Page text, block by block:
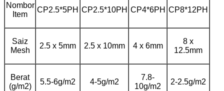
Nombor
Item
CP2.5*5PH CP2.5*10PH CP4*6PH CP8*12PH
Saiz
Mesh
2.5 x 5mm 2.5 x 10mm 4 x 6mm
8 x
12.5mm
Berat
(g/m2)
5.5-6g/m2 4-5g/m2
7.8-
10g/m2
2-2.5g/m2